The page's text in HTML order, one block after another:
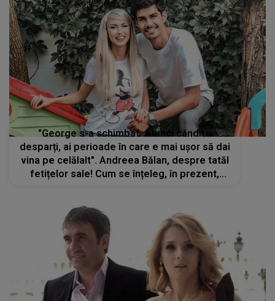
"George s-a schimbat. Atunci când te
desparți, ai perioade în care e mai ușor să dai
vina pe celălalt". Andreea Bălan, despre tatăl
fetițelor sale! Cum se înțeleg, în prezent,